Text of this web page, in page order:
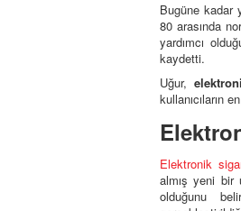
Bugüne kadar
80 arasında
yardımcı
kaydetti.
Uğur,
kullanıcıların
Elektronik
almış yeni bir
olduğunu